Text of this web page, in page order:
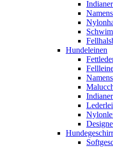
Hundeleinen